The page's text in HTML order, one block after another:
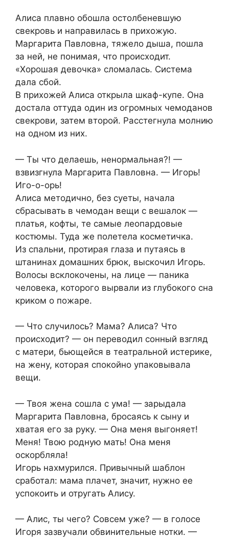
Алиса плавно обошла остолбеневшую
свекровь и направилась в прихожую.
Маргарита Павловна, тяжело дыша, пошла
за ней, не понимая, что происходит.
«Хорошая девочка» сломалась. Система
дала сбой.
В прихожей Алиса открыла шкаф-купе. Она
достала оттуда один из огромных чемоданов
свекрови, затем второй. Расстегнула молнию
на одном из них.
— Ты что делаешь, ненормальная?! —
взвизгнула Маргарита Павловна. — Игорь!
Иго-о-орь!
Алиса методично, без суеты, начала
сбрасывать в чемодан вещи с вешалок —
платья, кофты, те самые леопардовые
костюмы. Туда же полетела косметичка.
Из спальни, протирая глаза и путаясь в
штанинах домашних брюк, выскочил Игорь.
Волосы всклокочены, на лице — паника
человека, которого вырвали из глубокого сна
криком о пожаре.
— Что случилось? Мама? Алиса? Что
происходит? — он переводил сонный взгляд
с матери, бьющейся в театральной истерике,
на жену, которая спокойно упаковывала
вещи.
— Твоя жена сошла с ума! — зарыдала
Маргарита Павловна, бросаясь к сыну и
хватая его за руку. — Она меня выгоняет!
Меня! Твою родную мать! Она меня
оскорбляла!
Игорь нахмурился. Привычный шаблон
сработал: мама плачет, значит, нужно ее
успокоить и отругать Алису.
— Алис, ты чего? Совсем уже? — в голосе
Игоря зазвучали обвинительные нотки. —